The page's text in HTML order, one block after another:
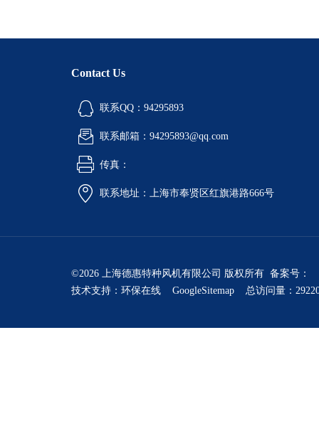
Contact Us
联系QQ：94295893
联系邮箱：94295893@qq.com
传真：
联系地址：上海市奉贤区红旗港路666号
©2026 上海德惠特种风机有限公司 版权所有 备案号：
技术支持： 环保在线 GoogleSitemap 总访问量：